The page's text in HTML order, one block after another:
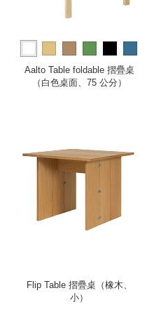
more
Aalto Table foldable 摺疊桌
（白色桌面、75 公分）
Flip Table 摺疊桌（橡木、
小）